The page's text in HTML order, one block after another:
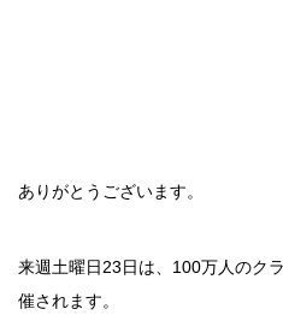
ありがとうございます。
来週土曜日23日は、100万人のク
催されます。